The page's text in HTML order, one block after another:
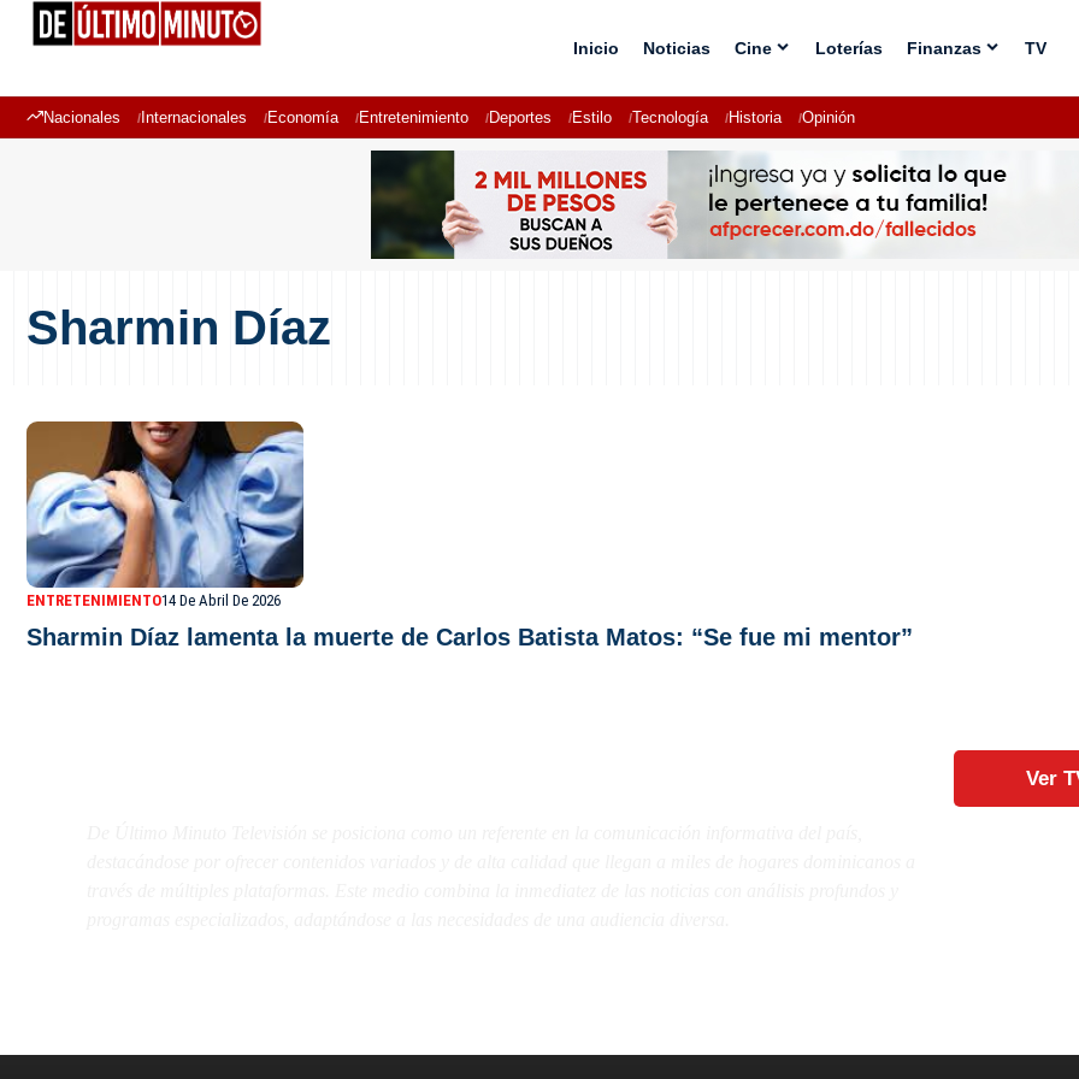
Inicio Noticias Cine Loterías Finanzas TV
Nacionales Internacionales Economía Entretenimiento Deportes Estilo Tecnología Historia Opinión
Sharmin Díaz
ENTRETENIMIENTO14 De Abril De 2026
Sharmin Díaz lamenta la muerte de Carlos Batista Matos: “Se fue mi mentor”
Ver